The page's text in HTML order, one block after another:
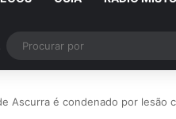
Switch skin
Ascurra é condenado por lesão